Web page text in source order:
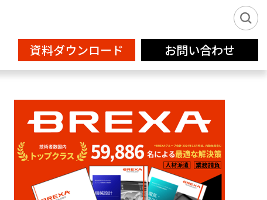
新卒派遣サービス2026
IT
フリーランス登録
資料ダウンロード お問い合わせ